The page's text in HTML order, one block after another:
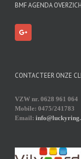
BMF AGENDA
CONTACTEER ONZE
VZW nr. 0628 961 064
Mobile: 0475/241783
Email: